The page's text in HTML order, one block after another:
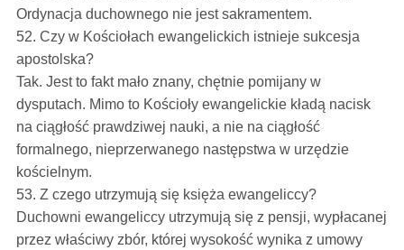
Ordynacja duchownego nie jest sakramentem.
52. Czy w Kościołach ewangelickich istnieje sukcesja
apostolska?
Tak. Jest to fakt mało znany, chętnie pomijany w
dysputach. Mimo to Kościoły ewangelickie kładą nacisk
na ciągłość prawdziwej nauki, a nie na ciągłość
formalnego, nieprzerwanego następstwa w urzędzie
kościelnym.
53. Z czego utrzymują się księża ewangeliccy?
Duchowni ewangeliccy utrzymują się z pensji, wypłacanej
przez właściwy zbór, której wysokość wynika z umowy